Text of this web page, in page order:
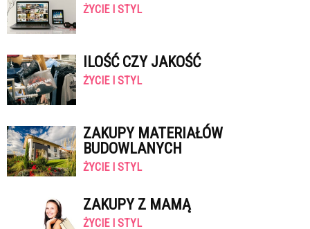
ŻYCIE I STYL
ILOŚĆ CZY JAKOŚĆ
ŻYCIE I STYL
ZAKUPY MATERIAŁÓW
BUDOWLANYCH
ŻYCIE I STYL
ZAKUPY Z MAMĄ
ŻYCIE I STYL